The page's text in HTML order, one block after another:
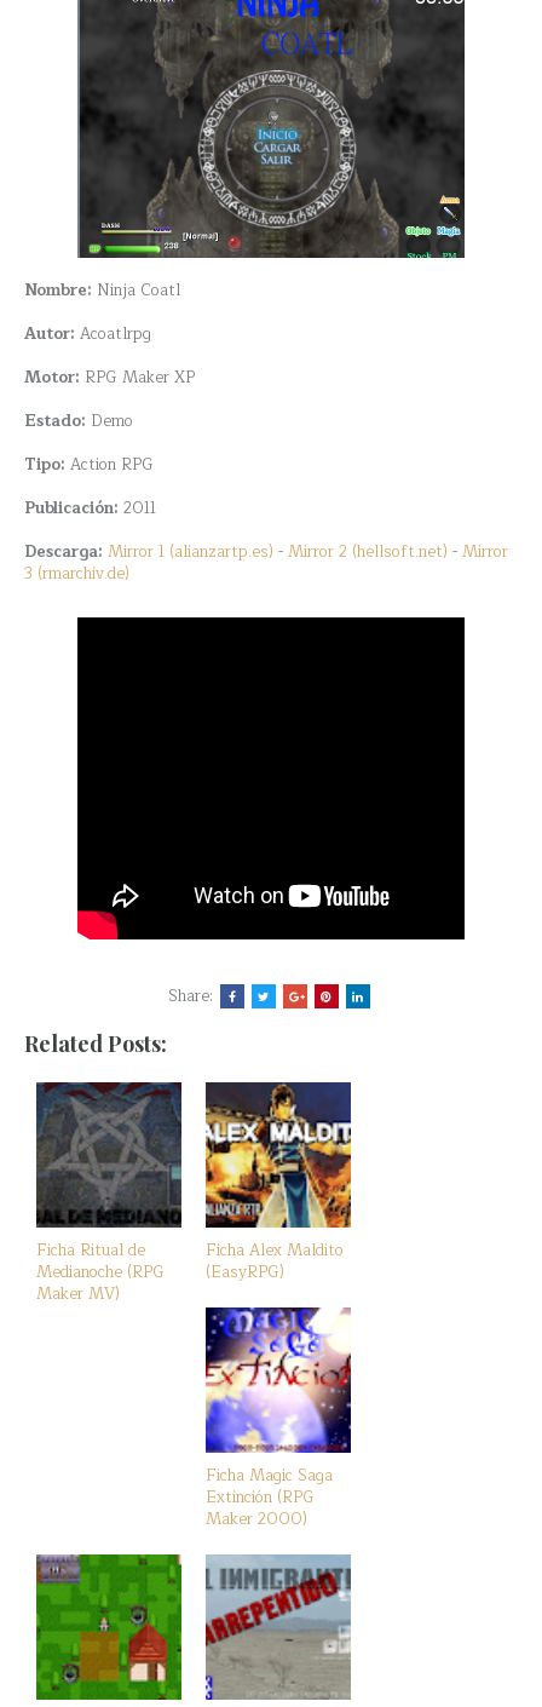
Nombre: Ninja Coatl
Autor: Acoatlrpg
Motor: RPG Maker XP
Estado: Demo
Tipo: Action RPG
Publicación: 2011
Descarga: Mirror 1 (alianzartp.es) -Mirror 2 (hellsoft.net) -Mirror
3 (rmarchiv.de)
Share:
Related Posts:
Ficha Ritual de
Medianoche (RPG
Maker MV)
Ficha Alex Maldito
(EasyRPG)
Ficha Magic Saga
Extinción (RPG
Maker 2000)